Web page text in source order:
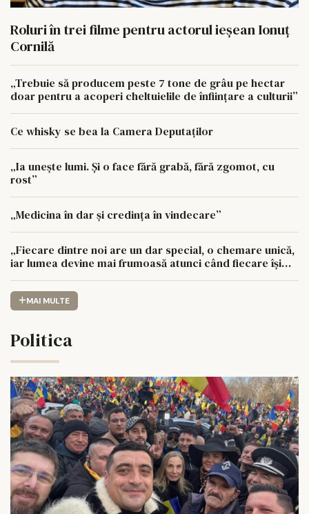
Roluri în trei filme pentru actorul ieşean Ionuţ
Cornilă
„Trebuie să producem peste 7 tone de grâu pe hectar
doar pentru a acoperi cheltuielile de înființare a culturii”
Ce whisky se bea la Camera Deputaților
„Ia unește lumi. Și o face fără grabă, fără zgomot, cu
rost”
„Medicina în dar și credința în vindecare”
„Fiecare dintre noi are un dar special, o chemare unică,
iar lumea devine mai frumoasă atunci când fiecare își
MAI MULTE
Politica